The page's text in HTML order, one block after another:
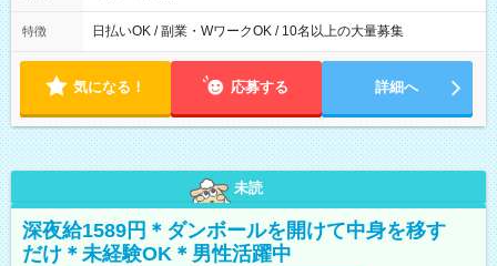
特徴 日払いOK / 副業・WワークOK / 10名以上の大量募集
気になる！ 応募する 詳細へ
未読
深夜給1589円＊ダンボールを開けて中身を移す
だけ＊未経験OK＊男性活躍中